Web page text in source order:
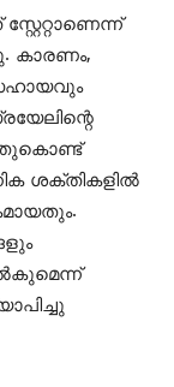
കാരണം,
ശക്തികളില്‍